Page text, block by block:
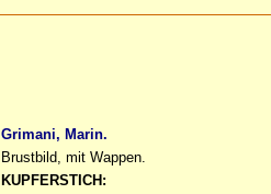
Grimani, Marin.
Brustbild, mit Wappen.
KUPFERSTICH: